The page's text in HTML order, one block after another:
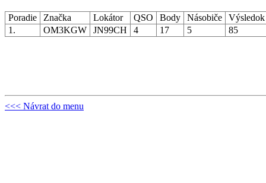
Poradie Značka Lokátor QSO Body Násobiče
1.
OM3KGW JN99CH 4 17 5 85
<<< Návrat do menu